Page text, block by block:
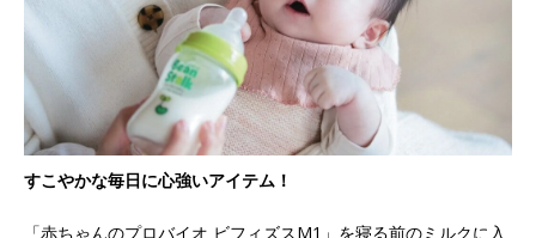
すこやかな毎日に心強いアイテム！
「赤ちゃんのプロバイオ ビフィズスM1」を寝る前のミルクに入